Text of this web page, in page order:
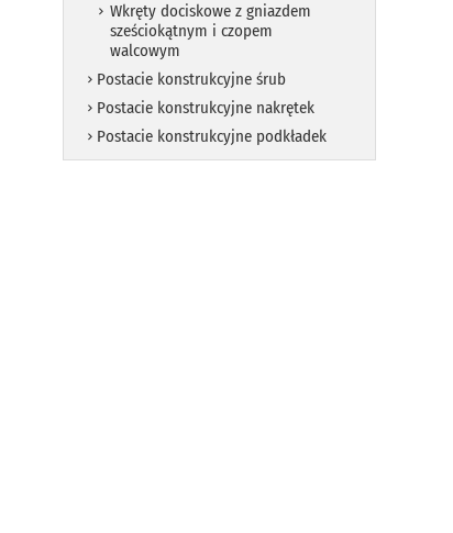
Wkręty dociskowe z gniazdem
sześciokątnym i czopem
walcowym
Postacie konstrukcyjne śrub
Postacie konstrukcyjne nakrętek
Postacie konstrukcyjne podkładek